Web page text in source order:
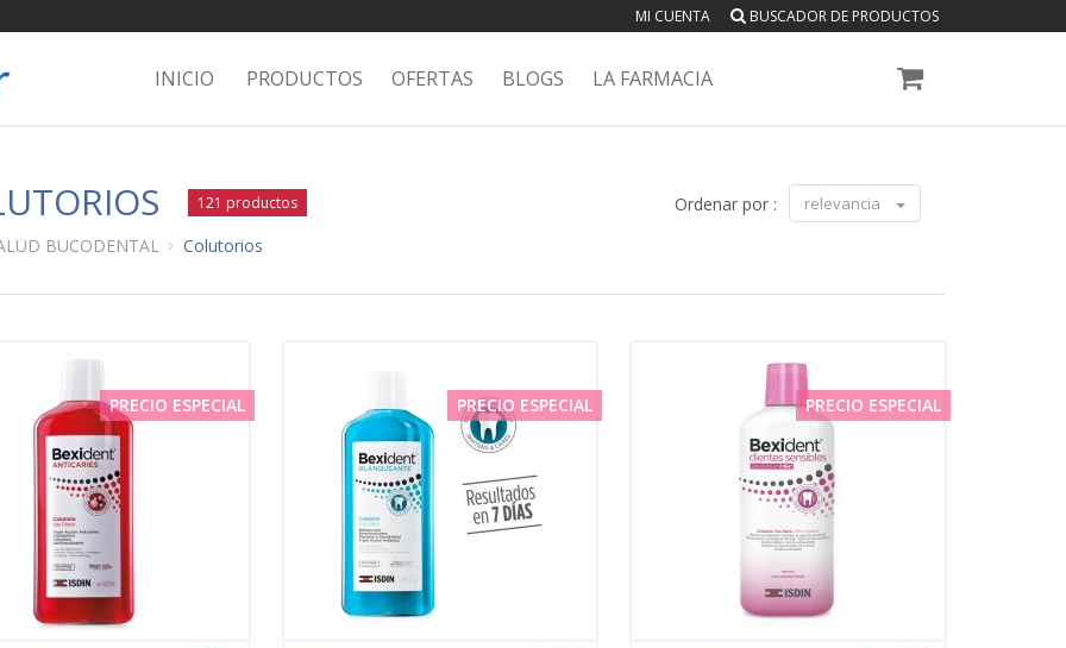
MI CUENTA BUSCADOR DE PRODUCTOS
INICIO PRODUCTOS OFERTAS BLOGS LA FARMACIA
121 productos
BUCODENTAL Colutorios
Ordenar por : relevancia
PRECIO ESPECIAL PRECIO ESPECIAL PRECIO ESPECIAL